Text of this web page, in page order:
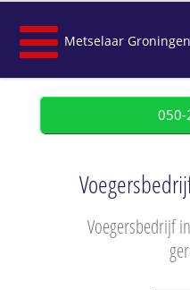
Metselaar Groningen
050-
Voegersbedrijf